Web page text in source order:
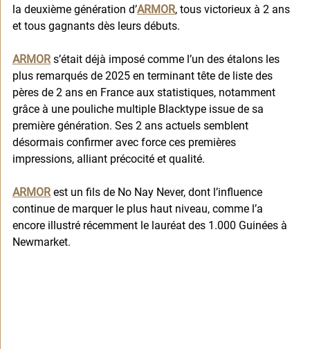
la deuxième génération d’ARMOR, tous victorieux à 2 ans
et tous gagnants dès leurs débuts.
ARMOR s’était déjà imposé comme l’un des étalons les
plus remarqués de 2025 en terminant tête de liste des
pères de 2 ans en France aux statistiques, notamment
grâce à une pouliche multiple Blacktype issue de sa
première génération. Ses 2 ans actuels semblent
désormais confirmer avec force ces premières
impressions, alliant précocité et qualité.
ARMOR est un fils de No Nay Never, dont l’influence
continue de marquer le plus haut niveau, comme l’a
encore illustré récemment le lauréat des 1.000 Guinées à
Newmarket.